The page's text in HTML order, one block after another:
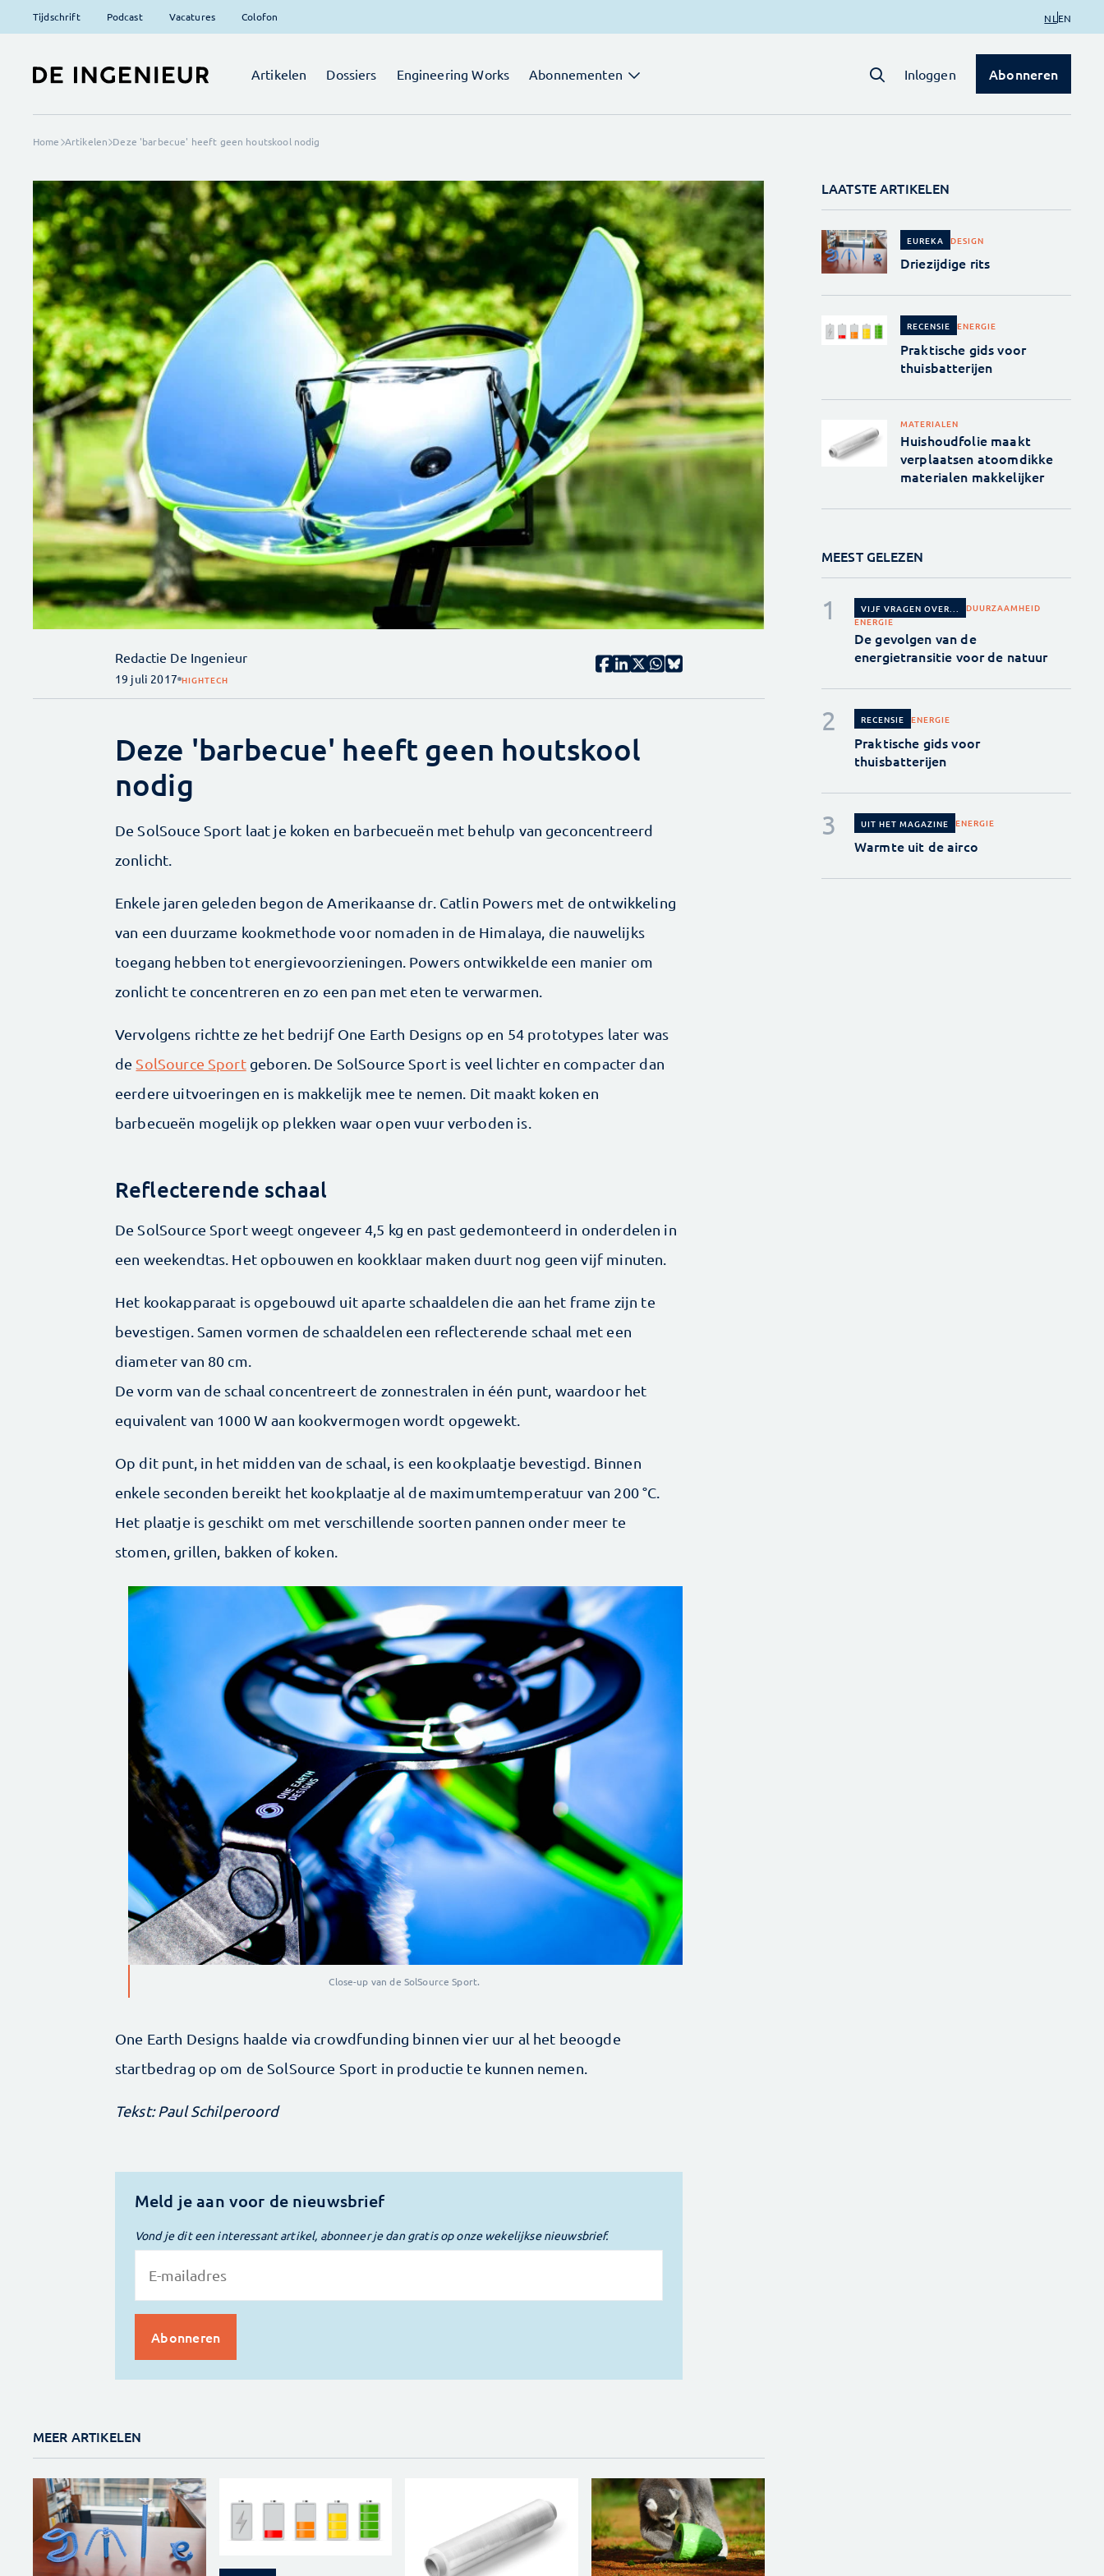
Tijdschrift Podcast Vacatures Colofon NL EN
Artikelen Dossiers Engineering Works Abonnementen Inloggen Abonneren
Home Artikelen Deze 'barbecue' heeft geen houtskool nodig
Redactie De Ingenieur
19 juli 2017 HIGHTECH
Deze 'barbecue' heeft geen houtskool
nodig
De SolSouce Sport laat je koken en barbecueën met behulp van geconcentreerd
zonlicht.
Enkele jaren geleden begon de Amerikaanse dr. Catlin Powers met de ont­wikkeling
van een duurzame kook­methode voor nomaden in de Himalaya, die nauwelijks
toegang hebben tot energievoorzieningen. Powers ontwikkelde een ­manier om
zonlicht te concentreren en zo een pan met eten te verwarmen.
Vervolgens richtte ze het bedrijf One Earth ­Designs op en 54 prototypes later was
de SolSource Sportgeboren. De SolSource Sport is veel lichter en compacter dan
eerdere uitvoeringen en is makkelijk mee te nemen. Dit maakt ­koken en
barbecueën mogelijk op plekken waar open vuur verboden is.
Reflecterende schaal
De SolSource Sport weegt ongeveer 4,5 kg en past gedemonteerd in ­onderdelen in
een weekendtas. Het ­opbouwen en kookklaar maken duurt nog geen vijf minuten.
Het kook­apparaat is opgebouwd uit aparte schaaldelen die aan het frame zijn te
bevestigen. Samen vormen de schaal­delen een reflecterende schaal met een
diameter van 80 cm.
De vorm van de schaal concentreert de zonnestralen in één punt, waardoor het
equivalent van 1000 W aan kook­vermogen wordt opgewekt.
Op dit punt, in het midden van de schaal, is een kookplaatje bevestigd. Binnen
enkele ­seconden bereikt het kookplaatje al de maximumtemperatuur van 200 °C.
Het plaatje is geschikt om met verschillende soorten pannen onder meer te
stomen, grillen, bakken of koken.
Close-up van de SolSource Sport.
One Earth Designs haalde via crowd­funding binnen vier uur al het beoogde
startbedrag op om de SolSource Sport in productie te kunnen nemen.
Tekst: Paul Schilperoord
Meld je aan voor de nieuwsbrief
Vond je dit een interessant artikel, abonneer je dan gratis op onze wekelijkse nieuwsbrief.
MEER ARTIKELEN
LAATSTE ARTIKELEN
EUREKA DESIGN
Driezijdige rits
RECENSIE ENERGIE
Praktische gids voor
thuisbatterijen
MATERIALEN
Huishoudfolie maakt
verplaatsen atoomdikke
materialen makkelijker
MEEST GELEZEN
VIJF VRAGEN OVER...
DUURZAAMHEID
ENERGIE
De gevolgen van de
energietransitie voor de natuur
RECENSIE ENERGIE
Praktische gids voor
thuisbatterijen
UIT HET MAGAZINE ENERGIE
Warmte uit de airco